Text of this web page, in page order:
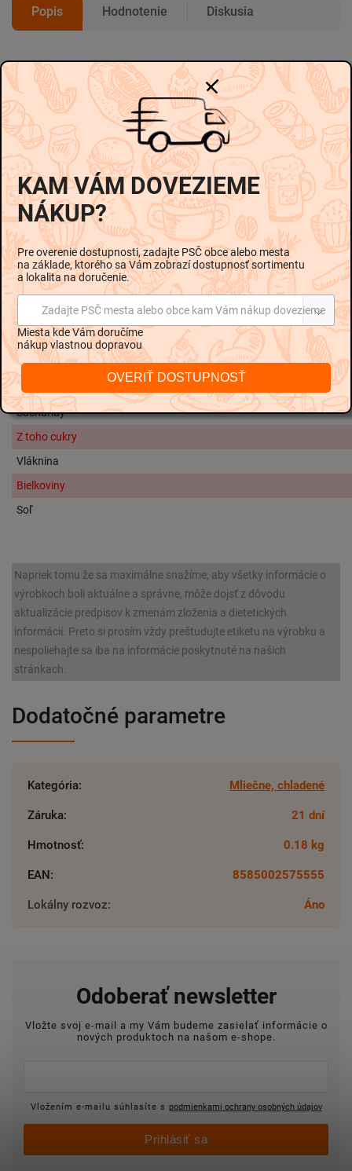
Popis Hodnotenie Diskusia
Podrobný popis
Zloženie
Mlieko, Smotana, Jedlá soľ, Mliekarenská kultúra, Tuk 4, 2 %
Informácie o alergénoch
Obsahuje: Mlieko
Skladovanie
Spotrebujte do dátumu uvedeného na obale. Skladujte pri teplote od
2 °C do 8 °C. Po otvorení ihneď spotrebujte.
Nutričné hodnoty na 100g:
Energetická hodnota
385 kJ /
Tuky
Z toho nasýtené mastné kyseliny
Sacharidy
Z toho cukry
Vláknina
Bielkoviny
Soľ
Napriek tomu že sa maximálne snažíme, aby všetky informácie o
výrobkoch boli aktuálne a správne, môže dojsť z dôvodu
aktualizácie predpisov k zmenám zloženia a dietetických
informácií. Preto si prosím vždy preštudujte etiketu na výrobku a
nespoliehajte sa iba na informácie poskytnuté na našich
stránkach.
Dodatočné parametre
Kategória: Mliečne, chladené
Záruka: 21 dní
Hmotnosť: 0.18 kg
EAN: 8585002575555
Lokálny rozvoz: Áno
Odoberať newsletter
Vložte svoj e-mail a my Vám budeme zasielať informácie o
nových produktoch na našom e-shope.
Vložením e-mailu súhlasíte s podmienkami ochrany osobných údajov
Prihlásiť sa
-
-
KAM VÁM DOVEZIEME
NÁKUP?
Pre overenie dostupnosti, zadajte PSČ obce alebo mesta
na základe, ktorého sa Vám zobrazí dostupnosť sortimentu
a lokalita na doručenie.
Zadajte PSČ mesta alebo obce kam Vám nákup dovezieme
Miesta kde Vám doručíme
nákup vlastnou dopravou
OVERIŤ DOSTUPNOSŤ